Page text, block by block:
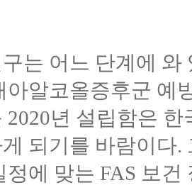
는 어느 단계에 와
아알코올증후군 예
2020년 설립함은
되기를 바람이다.
정에 맞는 FAS 보건